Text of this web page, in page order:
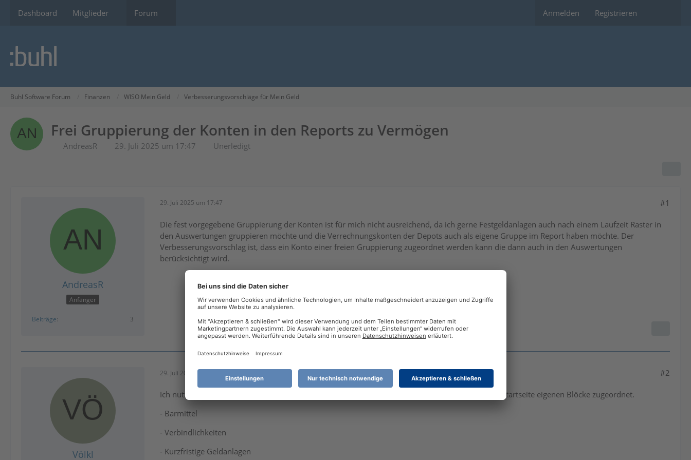
Dashboard Mitglieder Forum Anmelden Registrieren
Buhl Software Forum Finanzen WISO Mein Geld Verbesserungsvorschläge für Mein Geld
Frei Gruppierung der Konten in den Reports zu Vermögen
AndreasR 29. Juli 2025 um 17:47 Unerledigt
AndreasR
Anfänger
Beiträge 3
29. Juli 2025 um 17:47 #1
Die fest vorgegebene Gruppierung der Konten ist für mich nicht ausreichend, da ich gerne Festgeldanlagen auch nach einem Laufzeit Raster in
den Auswertungen gruppieren möchte und die Verrechnungskonten der Depots auch als eigene Gruppe im Report haben möchte. Der
Verbesserungsvorschlag ist, dass ein Konto einer freien Gruppierung zugeordnet werden kann die dann auch in den Auswertungen
berücksichtigt wird.
Völkl
29. Juli 2025 um 19:15 #2
Ich nutze die Auswertungen vor allem für die Kategorien. Die Konten habe ich willkürlich auf der Startseite eigenen Blöcke zugeordnet.
- Barmittel
- Verbindlichkeiten
- Kurzfristige Geldanlagen